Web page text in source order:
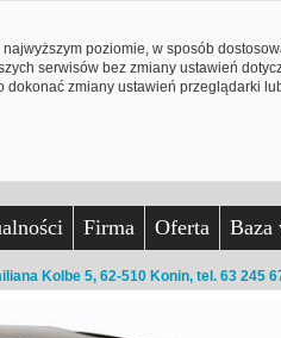
poziomie, w sposób
serwisów bez zmiany ustawień
zmiany ustawień przeglądarki
Firma Oferta Baza
Kolbe 5, 62-510 Konin, tel. 63 245